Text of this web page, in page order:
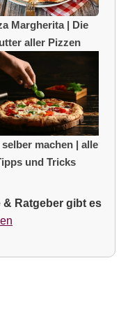
Margherita | Die
aller Pizzen
selber machen | alle
und Tricks
& Ratgeber gibt es